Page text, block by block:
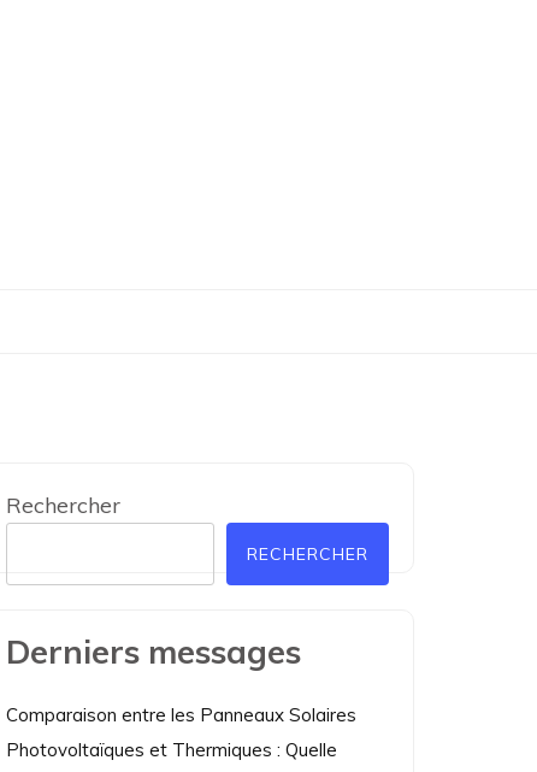
Rechercher
RECHERCHER
Derniers messages
Comparaison entre les Panneaux Solaires
Photovoltaïques et Thermiques : Quelle